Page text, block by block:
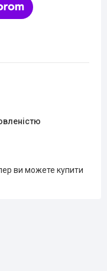
ви можете купити